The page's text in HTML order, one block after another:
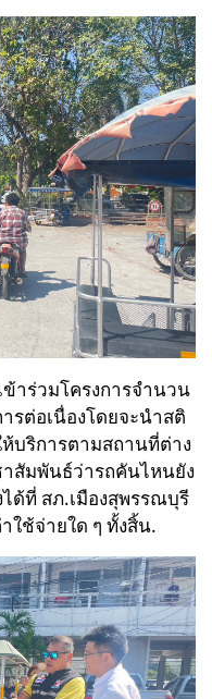
าร่วมโครงการจำนวน
รต่อเนื่องโดยจะนำสติ
บริการตามสถานที่ต่าง
สัมพันธ์ว่ารถคันไหนยัง
ด้ที่ สภ.เมืองสุพรรณบุรี
ใช้จ่ายใด ๆ ทั้งสิ้น.